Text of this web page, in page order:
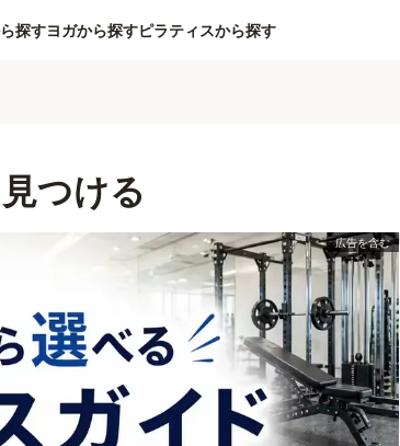
探すヨガから探すピラティスから探す
つける